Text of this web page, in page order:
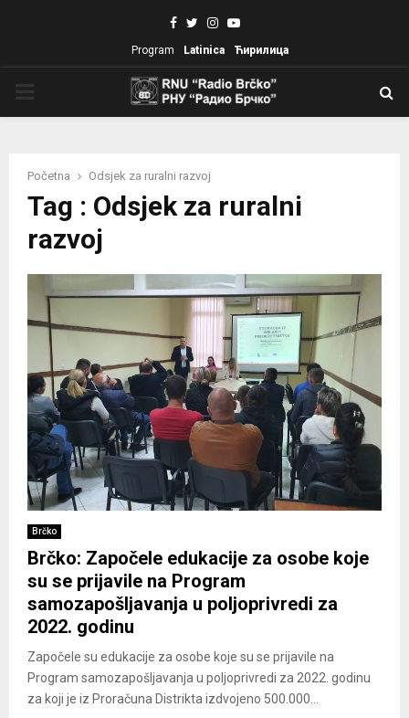
Facebook
TwitterInstagram
Youtube
Program Latinica Ћирилица
Početna Odsjek za ruralni razvoj
Tag : Odsjek za ruralni
razvoj
Brčko
Brčko: Započele edukacije za osobe koje
su se prijavile na Program
samozapošljavanja u poljoprivredi za
2022. godinu
Započele su edukacije za osobe koje su se prijavile na
Program samozapošljavanja u poljoprivredi za 2022. godinu
za koji je iz Proračuna Distrikta izdvojeno 500.000...